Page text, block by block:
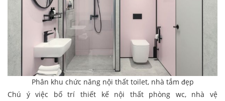
Phân khu chức năng nội thất toilet, nhà tắm đẹp
Chú ý việc bố trí thiết kế nội thất phòng wc, nhà vệ